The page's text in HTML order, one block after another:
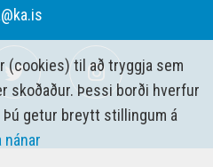
(cookies) til að tryggja sem
skoðaður. Þessi borði hverfur
Þú getur breytt stillingum á
nánar